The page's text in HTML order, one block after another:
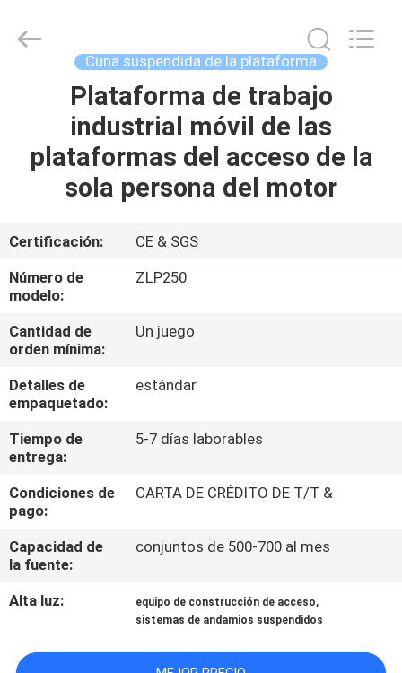
HOGAR
PRODUCTOS
NOSOTROS
VIAJE
DE
LA
FÁBRICA
CONTROL
CALIDAD
ÉNTRENOS
EN
CON
Proveedor.
Copyright
suspendedworkingplatform.com.
Cuna suspendida de la plataforma
Plataforma de trabajo
industrial móvil de las
plataformas del acceso de la
sola persona del motor
Certificación:
CE & SGS
Número de
modelo:
ZLP250
Cantidad de
orden mínima:
Un juego
Detalles de
empaquetado:
estándar
Tiempo de
entrega:
5-7 días laborables
Condiciones de
pago:
CARTA DE CRÉDITO DE T/T &
Capacidad de
la fuente:
conjuntos de 500-700 al mes
Alta luz: equipo de construcción de acceso,
sistemas de andamios suspendidos